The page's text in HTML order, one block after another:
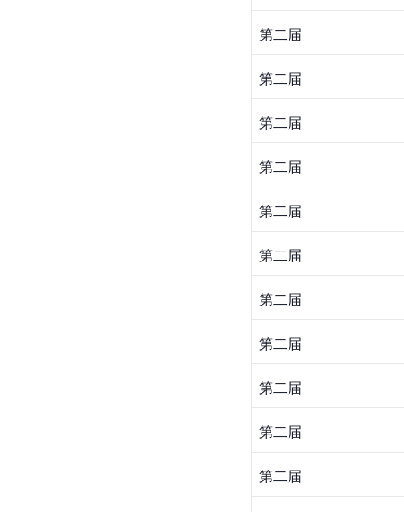
第二届
第二届
第二届
第二届
第二届
第二届
第二届
第二届
第二届
第二届
第二届